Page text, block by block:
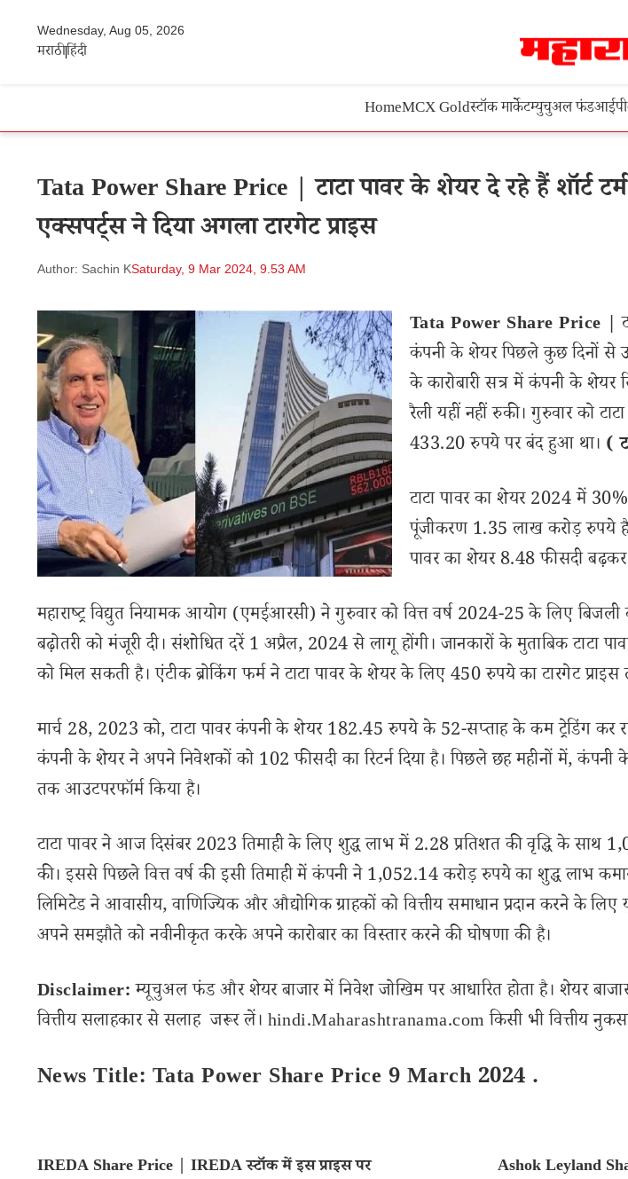
Wednesday, Aug 05, 2026
मराठीहिंदी
HomeMCX Goldस्टॉक मार्केटम्युचुअल फंड
Tata Power Share Price | टाटा पावर के शेयर दे रहे हैं शॉर्ट टर्म
एक्सपर्ट्स ने दिया अगला टारगेट प्राइस
Author: Sachin KSaturday, 9 Mar 2024, 9.53 AM
Tata Power Share Price |
कंपनी के शेयर पिछले कुछ दिनों से
के कारोबारी सत्र में कंपनी के शेयर
रैली यहीं नहीं रुकी। गुरुवार को
433.20 रुपये पर बंद हुआ था। (
टाटा पावर का शेयर 2024 में
पूंजीकरण 1.35 लाख करोड़ रुपये
पावर का शेयर 8.48 फीसदी
महाराष्ट्र विद्युत नियामक आयोग (एमईआरसी) ने गुरुवार को वित्त वर्ष 2024-25 के लिए
बढ़ोतरी को मंजूरी दी। संशोधित दरें 1 अप्रैल, 2024 से लागू होंगी। जानकारों के मुताबिक
को मिल सकती है। एंटीक ब्रोकिंग फर्म ने टाटा पावर के शेयर के लिए 450 रुपये का टारगेट प्राइस
मार्च 28, 2023 को, टाटा पावर कंपनी के शेयर 182.45 रुपये के 52-सप्ताह के कम ट्रेडिंग कर
कंपनी के शेयर ने अपने निवेशकों को 102 फीसदी का रिटर्न दिया है। पिछले छह महीनों में,
तक आउटपरफॉर्म किया है।
टाटा पावर ने आज दिसंबर 2023 तिमाही के लिए शुद्ध लाभ में 2.28 प्रतिशत की वृद्धि के साथ
की। इससे पिछले वित्त वर्ष की इसी तिमाही में कंपनी ने 1,052.14 करोड़ रुपये का शुद्ध लाभ
लिमिटेड ने आवासीय, वाणिज्यिक और औद्योगिक ग्राहकों को वित्तीय समाधान प्रदान करने के
अपने समझौते को नवीनीकृत करके अपने कारोबार का विस्तार करने की घोषणा की है।
Disclaimer:म्यूचुअल फंड और शेयर बाजार में निवेश जोखिम पर आधारित होता है। शेयर
वित्तीय सलाहकार से सलाह जरूर लें। hindi.Maharashtranama.com किसी भी वित्तीय
News Title: Tata Power Share Price 9 March 2024 .
IREDA Share Price | IREDA स्टॉक में इस प्राइस पर
Ashok Leyland